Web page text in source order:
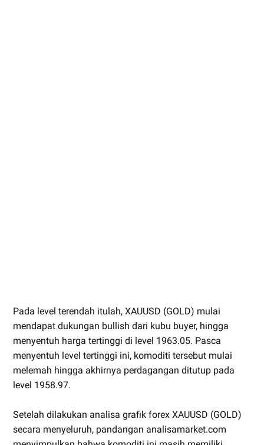
Pada level terendah itulah, XAUUSD (GOLD) mulai
mendapat dukungan bullish dari kubu buyer, hingga
menyentuh harga tertinggi di level 1963.05. Pasca
menyentuh level tertinggi ini, komoditi tersebut mulai
melemah hingga akhirnya perdagangan ditutup pada
level 1958.97.
Setelah dilakukan analisa grafik forex XAUUSD (GOLD)
secara menyeluruh, pandangan analisamarket.com